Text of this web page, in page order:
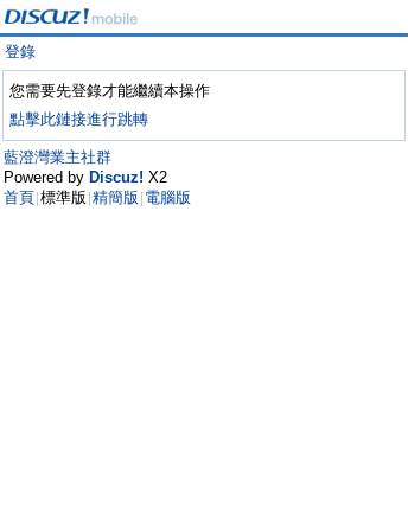
登錄
您需要先登錄才能繼續本操作
點擊此鏈接進行跳轉
藍澄灣業主社群
Powered by Discuz! X2
首頁 標準版 精簡版 電腦版